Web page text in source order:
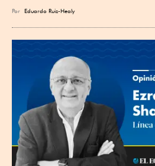
Por Eduardo Ruiz-Healy